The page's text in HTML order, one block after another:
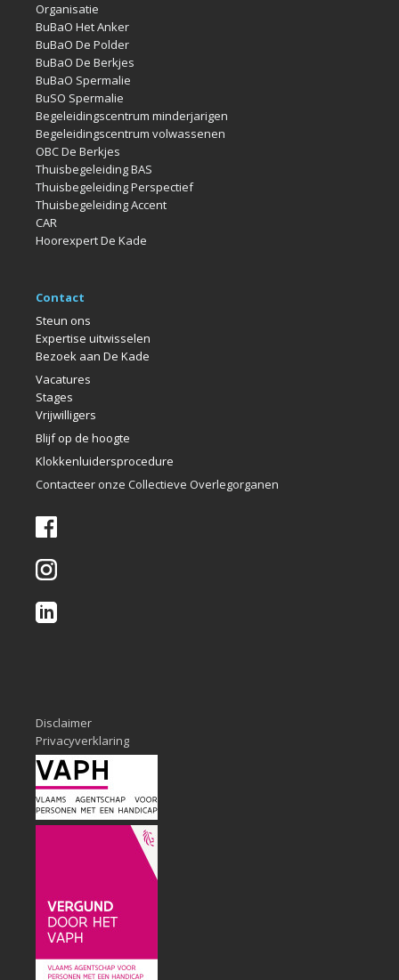
Organisatie
BuBaO Het Anker
BuBaO De Polder
BuBaO De Berkjes
BuBaO Spermalie
BuSO Spermalie
Begeleidingscentrum minderjarigen
Begeleidingscentrum volwassenen
OBC De Berkjes
Thuisbegeleiding BAS
Thuisbegeleiding Perspectief
Thuisbegeleiding Accent
CAR
Hoorexpert De Kade
Contact
Steun ons
Expertise uitwisselen
Bezoek aan De Kade
Vacatures
Stages
Vrijwilligers
Blijf op de hoogte
Klokkenluidersprocedure
Contacteer onze Collectieve Overlegorganen
Disclaimer
Privacyverklaring